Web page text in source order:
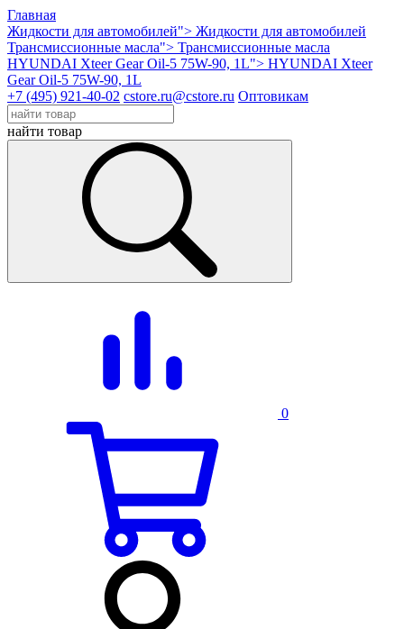
Главная
Жидкости для автомобилей"> Жидкости для автомобилей
Трансмиссионные масла"> Трансмиссионные масла
HYUNDAI Xteer Gear Oil-5 75W-90, 1L"> HYUNDAI Xteer
Gear Oil-5 75W-90, 1L
+7 (495) 921-40-02 cstore.ru@cstore.ru Оптовикам
найти товар
0